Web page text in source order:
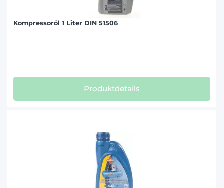
Kompressoröl 1 Liter DIN 51506
Produktdetails